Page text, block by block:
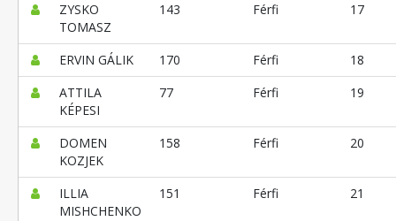
ZYSKO
TOMASZ
143 Férfi 17
ERVIN GÁLIK 170 Férfi
18
ATTILA
KÉPESI
77 Férfi 19
DOMEN
KOZJEK
158 Férfi 20
ILLIA
MISHCHENKO
151 Férfi 21